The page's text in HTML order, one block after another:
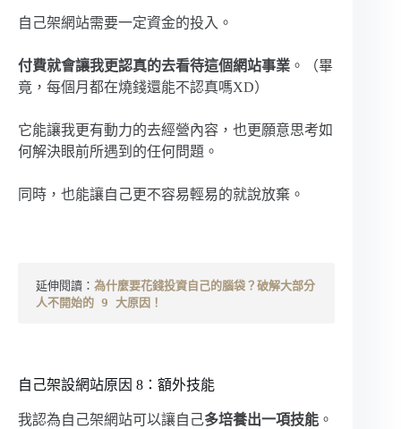
自己架網站需要一定資金的投入。
付費就會讓我更認真的去看待這個網站事業 。（畢
竟，每個月都在燒錢還能不認真嗎XD）
它能讓我更有動力的去經營內容，也更願意思考如
何解決眼前所遇到的任何問題。
同時，也能讓自己更不容易輕易的就說放棄。
延伸閱讀： 為什麼要花錢投資自己的腦袋？破解大部分
人不開始的 9 大原因！
自己架設網站原因 8：額外技能
我認為自己架網站可以讓自己多培養出一項技能 。